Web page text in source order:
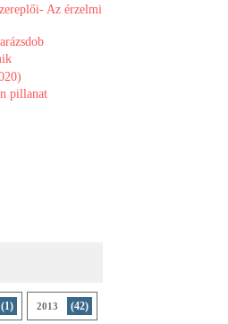
Az érzelmi
pillanat
(1) 2013 (42)